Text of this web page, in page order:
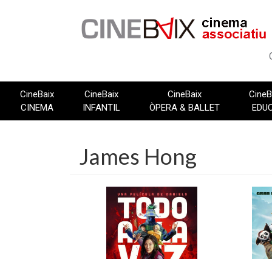
CineBaix
CINEMA
CineBaix
INFANTIL
CineBaix
ÒPERA & BALLET
James Hong